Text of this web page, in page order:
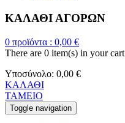
ΚΑΛΑΘΙ ΑΓΟΡΩΝ
0 προϊόντα : 0,00 €
There are 0 item(s) in your cart
Υποσύνολο: 0,00 €
ΚΑΛΑΘΙ
ΤΑΜΕΙΟ
Toggle navigation